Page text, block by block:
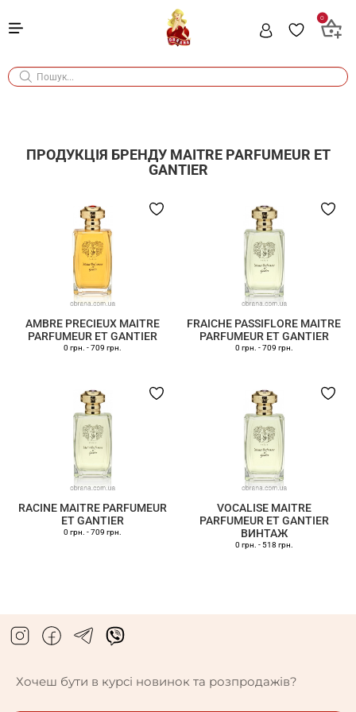
0
ПРОДУКЦІЯ БРЕНДУ MAITRE PARFUMEUR ET
GANTIER
AMBRE PRECIEUX MAITRE
PARFUMEUR ET GANTIER
0 грн. -709 грн.
FRAICHE PASSIFLORE MAITRE
PARFUMEUR ET GANTIER
0 грн. -709 грн.
RACINE MAITRE PARFUMEUR
ET GANTIER
0 грн. -709 грн.
VOCALISE MAITRE
PARFUMEUR ET GANTIER
ВИНТАЖ
0 грн. -518 грн.
Хочеш бути в курсі новинок та розпродажів?